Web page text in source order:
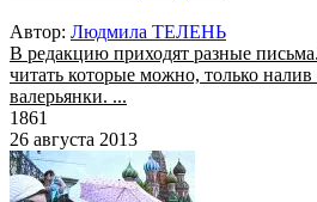
Автор: Людмила ТЕЛЕНЬ
В редакцию приходят разные
читать которые можно, только налив
валерьянки. ...
1861
26 августа 2013